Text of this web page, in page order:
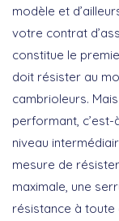
modèle et
votre contrat
constitue le
doit résister au
cambrioleurs.
performant, c’est-
niveau
mesure de
maximale, une
résistance à toute